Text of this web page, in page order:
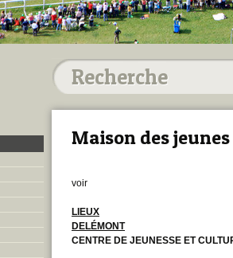
Maison des jeunes
voir
LIEUX
DELÉMONT
CENTRE DE JEUNESSE ET